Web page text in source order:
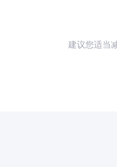
建议您适当